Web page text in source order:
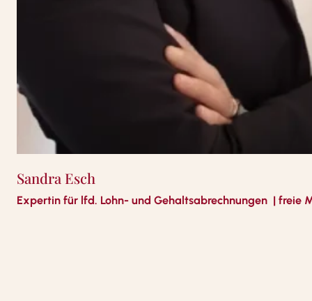
Sandra Esch
Expertin für lfd. Lohn- und Gehaltsabrechnungen | freie